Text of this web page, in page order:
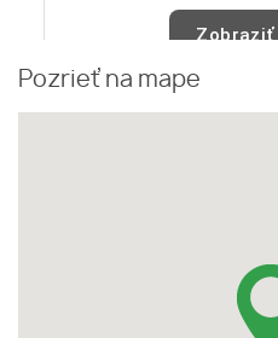
Pozrieť na mape